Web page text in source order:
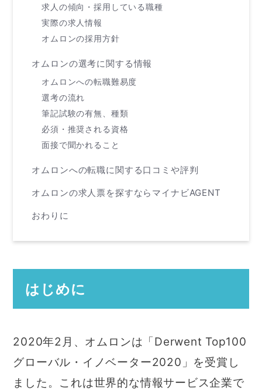
求人の傾向・採用している職種
実際の求人情報
オムロンの採用方針
オムロンの選考に関する情報
オムロンへの転職難易度
選考の流れ
筆記試験の有無、種類
必須・推奨される資格
面接で聞かれること
オムロンへの転職に関する口コミや評判
オムロンの求人票を探すならマイナビAGENT
おわりに
はじめに
2020年2月、オムロンは「Derwent Top100
グローバル・イノベーター2020」を受賞し
ました。これは世界的な情報サービス企業で